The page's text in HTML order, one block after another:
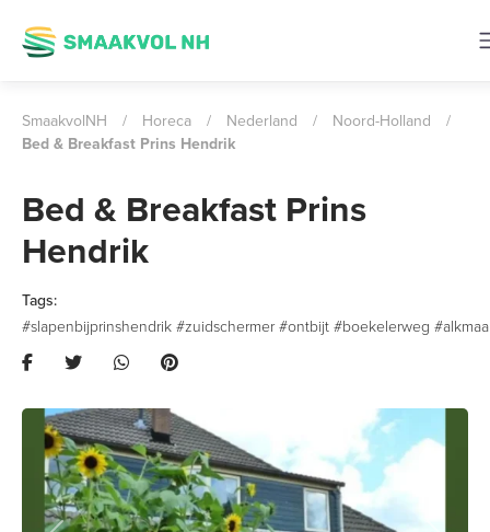
SmaakvolNH / Horeca / Nederland / Noord-Holland
/
Bed & Breakfast Prins Hendrik
Bed & Breakfast Prins
Hendrik
#slapenbijprinshendrik #zuidschermer #ontbijt #boekelerweg